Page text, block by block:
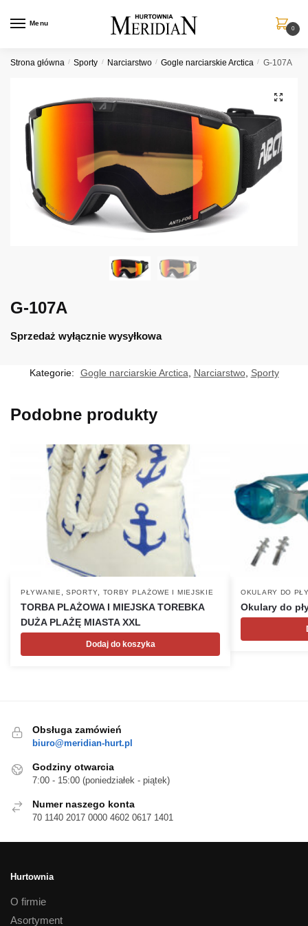
Menu
0
Strona główna / Sporty / Narciarstwo / Gogle narciarskie Arctica / G-107A
G-107A
Sprzedaż wyłącznie wysyłkowa
Kategorie: Gogle narciarskie Arctica Narciarstwo, Sporty
Podobne produkty
PŁYWANIE ,SPORTY TORBY PLAŻOWE I MIEJSKIE
TORBA PLAŻOWA I MIEJSKA TOREBKA
DUŻA PLAŻĘ MIASTA XXL
Dodaj do koszyka
OKULARY DO
Okulary do
Obsługa zamówień
biuro@meridian-hurt.pl
Godziny otwarcia
7:00 - 15:00 (poniedziałek - piątek)
Numer naszego konta
70 1140 2017 0000 4602 0617 1401
Hurtownia
O firmie
Asortyment